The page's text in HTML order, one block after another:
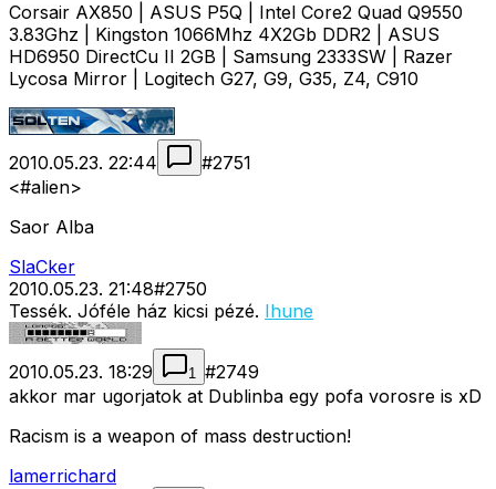
Corsair AX850 | ASUS P5Q | Intel Core2 Quad Q9550
3.83Ghz | Kingston 1066Mhz 4X2Gb DDR2 | ASUS
HD6950 DirectCu II 2GB | Samsung 2333SW | Razer
Lycosa Mirror | Logitech G27, G9, G35, Z4, C910
2010.05.23. 22:44 #2751
<#alien>
Saor Alba
SlaCker
2010.05.23. 21:48#2750
Tessék. Jóféle ház kicsi pézé. Ihune
2010.05.23. 18:29 1 #2749
akkor mar ugorjatok at Dublinba egy pofa vorosre is xD
Racism is a weapon of mass destruction!
lamerrichard